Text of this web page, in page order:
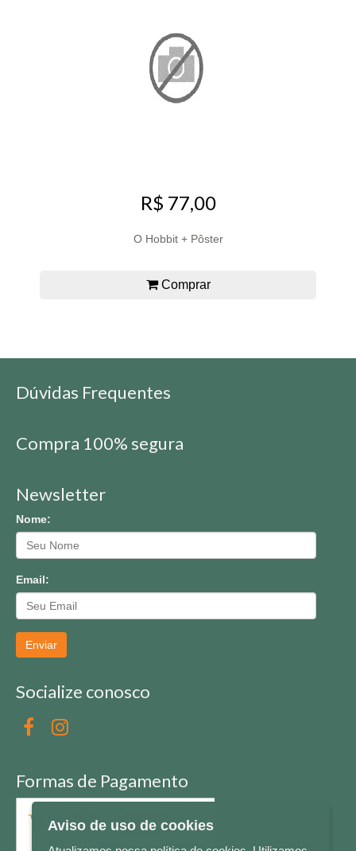
R$ 77,00
O Hobbit + Pôster
Comprar
Dúvidas Frequentes
Compra 100% segura
Newsletter
Nome:
Email:
Enviar
Socialize conosco
Formas de Pagamento
Aviso de uso de cookies